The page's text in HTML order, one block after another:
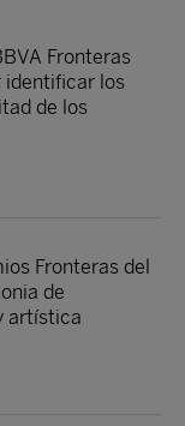
Fronteras
identificar los
de los
Fronteras del
de
artística